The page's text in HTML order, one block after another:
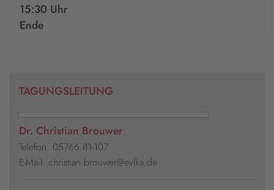
15:30 Uhr
Ende
TAGUNGSLEITUNG
Dr. Christian Brouwer
Telefon: 05766 81-107
E-Mail: christian.brouwer@evlka.de